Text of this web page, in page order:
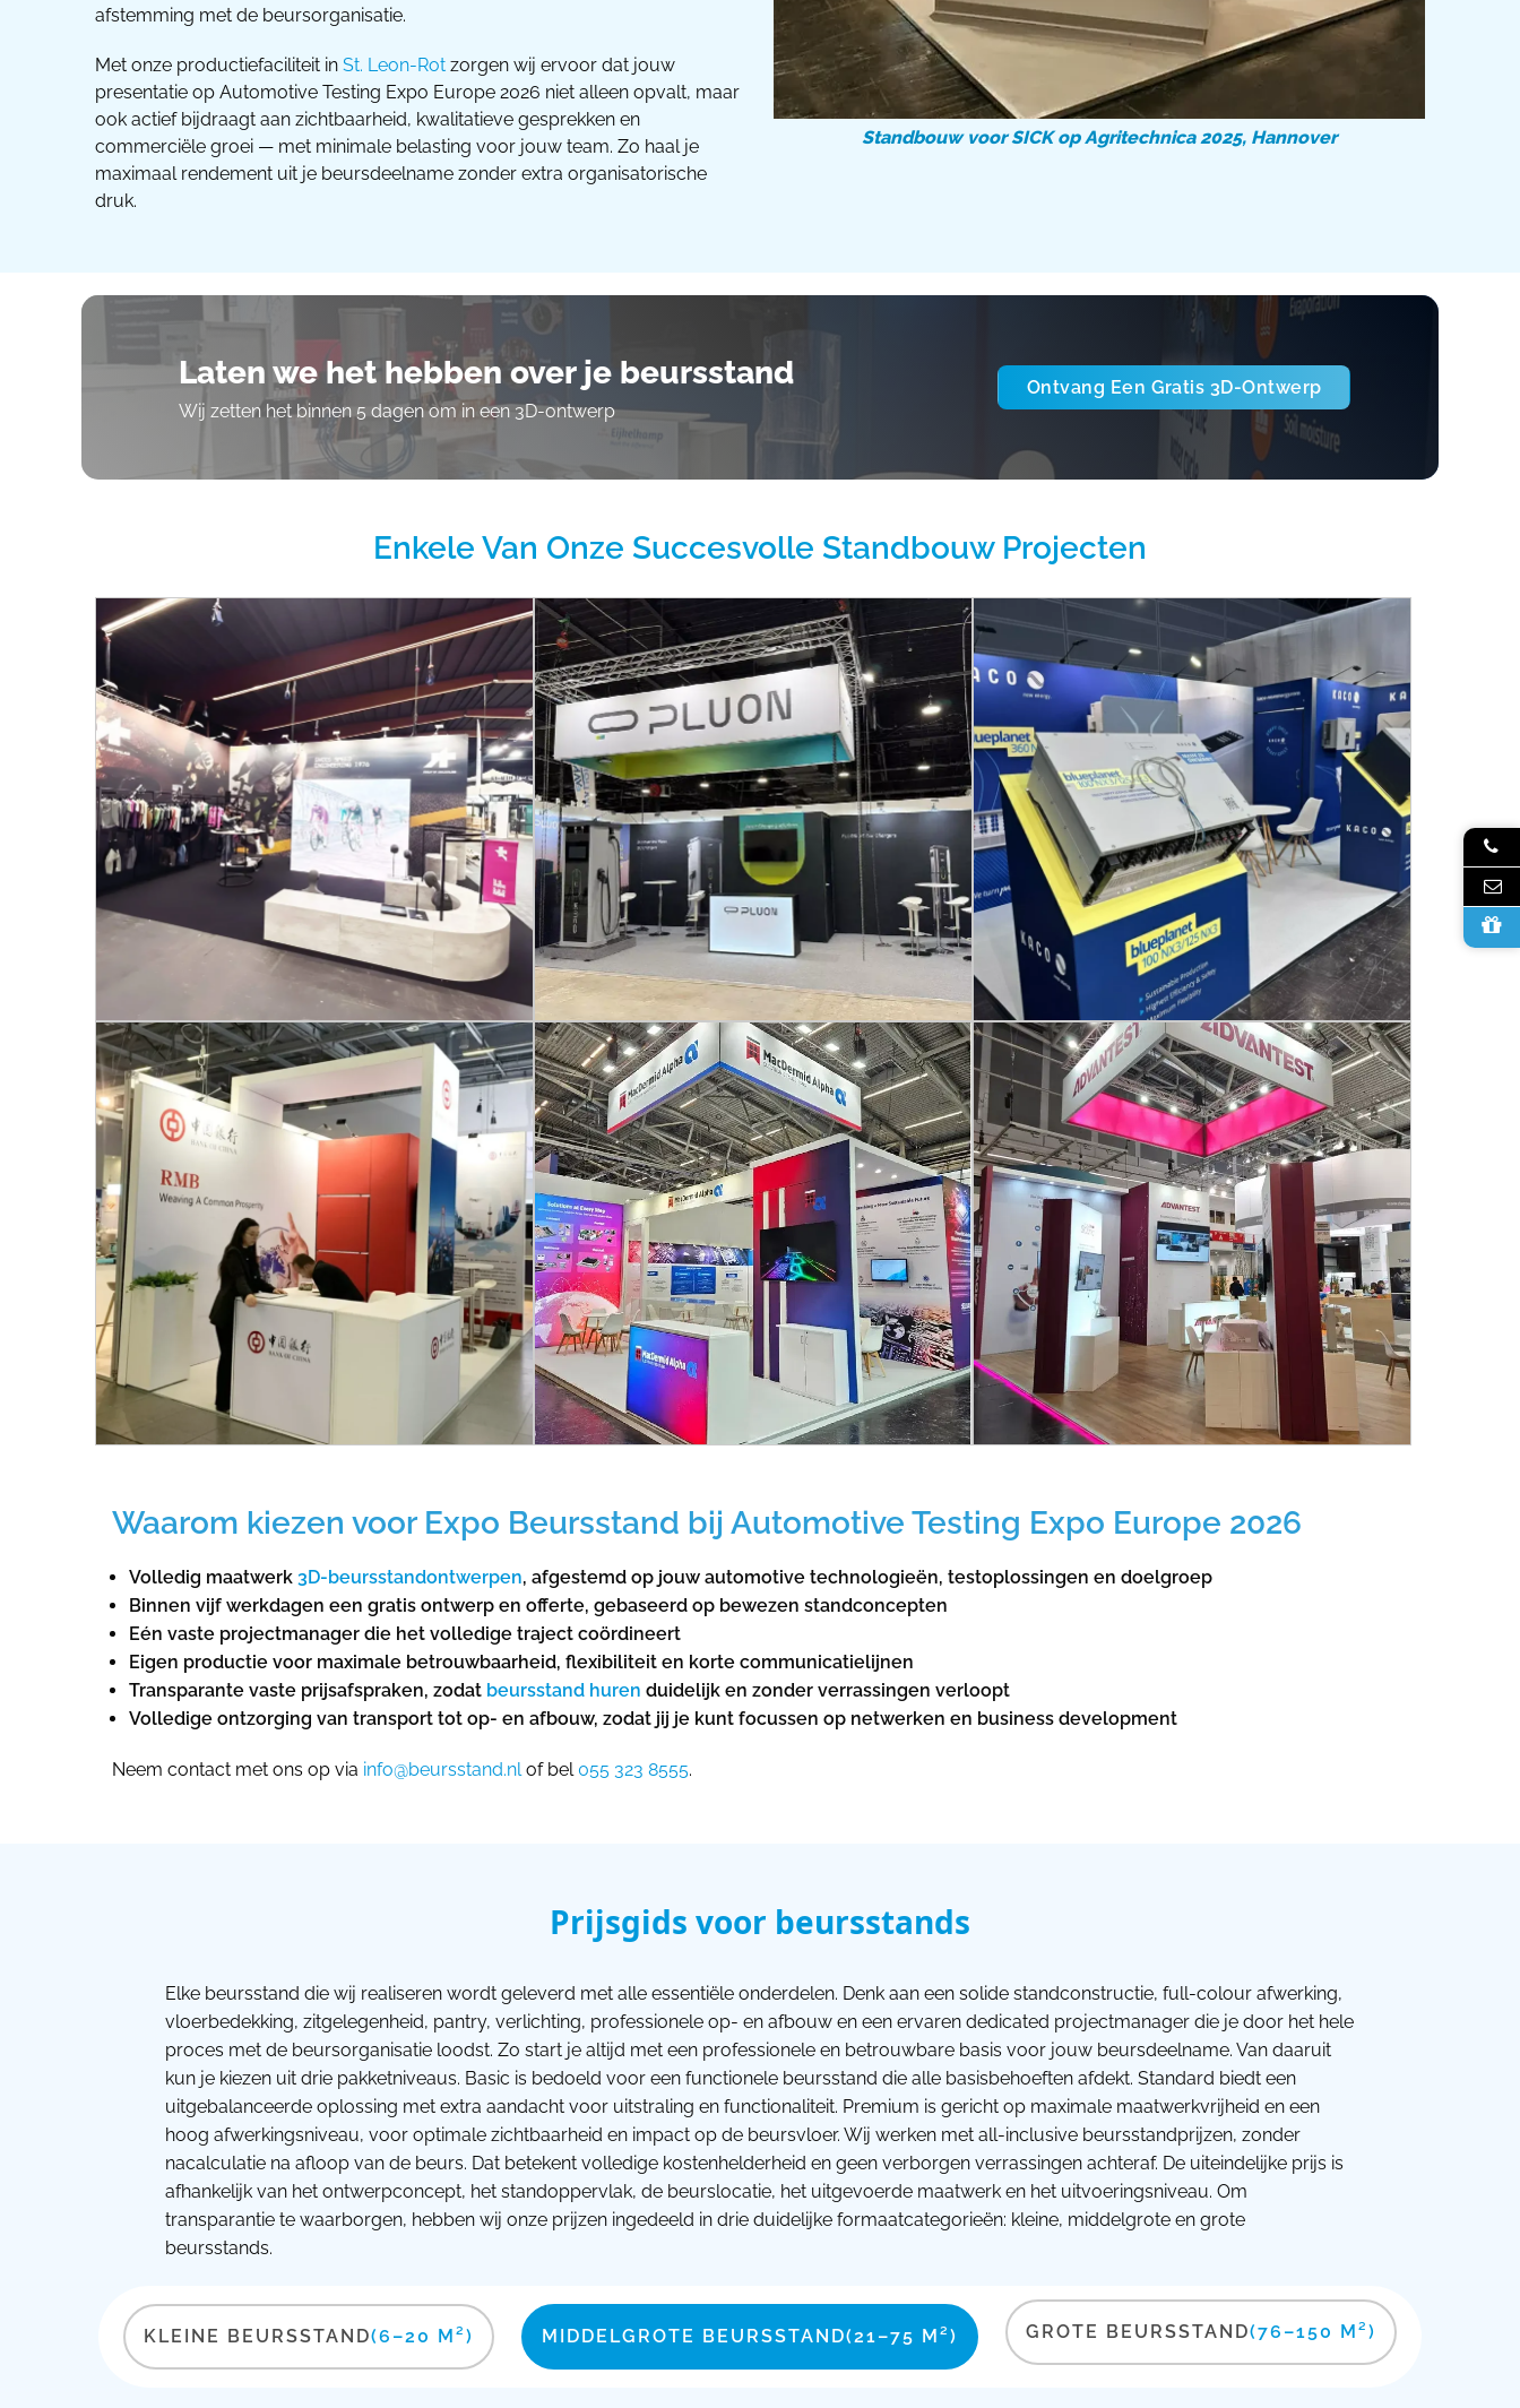
afstemming met de beursorganisatie.
Met onze productiefaciliteit in St. Leon-Rot zorgen wij ervoor dat jouw
presentatie op Automotive Testing Expo Europe 2026 niet alleen opvalt, maar
ook actief bijdraagt aan zichtbaarheid, kwalitatieve gesprekken en
commerciële groei — met minimale belasting voor jouw team. Zo haal je
maximaal rendement uit je beursdeelname zonder extra organisatorische
druk.
Standbouw voor SICK op Agritechnica 2025, Hannover
Laten we het hebben over je beursstand
Wij zetten het binnen 5 dagen om in een 3D-ontwerp
Ontvang Een Gratis 3D-Ontwerp
Enkele Van Onze Succesvolle Standbouw Projecten
Waarom kiezen voor Expo Beursstand bij Automotive Testing Expo Europe 2026
Volledig maatwerk 3D-beursstandontwerpen, afgestemd op jouw automotive technologieën, testoplossingen en doelgroep
Binnen vijf werkdagen een gratis ontwerp en offerte, gebaseerd op bewezen standconcepten
Eén vaste projectmanager die het volledige traject coördineert
Eigen productie voor maximale betrouwbaarheid, flexibiliteit en korte communicatielijnen
Transparante vaste prijsafspraken, zodat beursstand huren duidelijk en zonder verrassingen verloopt
Volledige ontzorging van transport tot op- en afbouw, zodat jij je kunt focussen op netwerken en business development
Neem contact met ons op via info@beursstand.nlof bel055 323 8555.
Prijsgids voor beursstands
Elke beursstand die wij realiseren wordt geleverd met alle essentiële onderdelen. Denk aan een solide standconstructie, full-colour afwerking,
vloerbedekking, zitgelegenheid, pantry, verlichting, professionele op- en afbouw en een ervaren dedicated projectmanager die je door het hele
proces met de beursorganisatie loodst. Zo start je altijd met een professionele en betrouwbare basis voor jouw beursdeelname. Van daaruit
kun je kiezen uit drie pakketniveaus. Basic is bedoeld voor een functionele beursstand die alle basisbehoeften afdekt. Standard biedt een
uitgebalanceerde oplossing met extra aandacht voor uitstraling en functionaliteit. Premium is gericht op maximale maatwerkvrijheid en een
hoog afwerkingsniveau, voor optimale zichtbaarheid en impact op de beursvloer. Wij werken met all-inclusive beursstandprijzen, zonder
nacalculatie na afloop van de beurs. Dat betekent volledige kostenhelderheid en geen verborgen verrassingen achteraf. De uiteindelijke prijs is
afhankelijk van het ontwerpconcept, het standoppervlak, de beurslocatie, het uitgevoerde maatwerk en het uitvoeringsniveau. Om
transparantie te waarborgen, hebben wij onze prijzen ingedeeld in drie duidelijke formaatcategorieën: kleine, middelgrote en grote
beursstands.
KLEINE BEURSSTAND(6–20 M²) MIDDELGROTE BEURSSTAND(21–75 M²) GROTE BEURSSTAND(76–150 M²)